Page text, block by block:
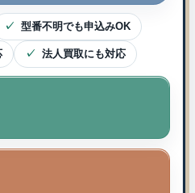
型番不明でも申込みOK
法人買取にも対応